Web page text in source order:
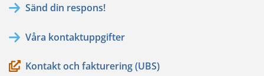
Sänd din respons!
Våra kontaktuppgifter
Kontakt och fakturering (UBS)